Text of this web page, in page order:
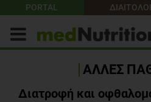
PORTAL
ΑΛΛΕΣ
Διατροφή και